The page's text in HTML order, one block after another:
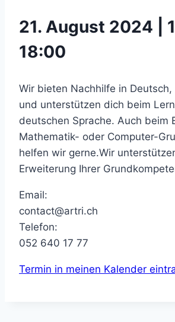
21. August 2024 |
18:00
Wir bieten Nachhilfe in
und unterstützen dich beim
deutschen Sprache. Auch beim
Mathematik- oder Computer-
helfen wir gerne.Wir
Erweiterung Ihrer
Email:
contact@artri.ch
Telefon:
052 640 17 77
Termin in meinen Kalender